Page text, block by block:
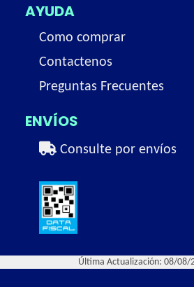
AYUDA
Como comprar
Contactenos
Preguntas Frecuentes
ENVÍOS
Consulte por envíos
Última Actualización: 08/08/